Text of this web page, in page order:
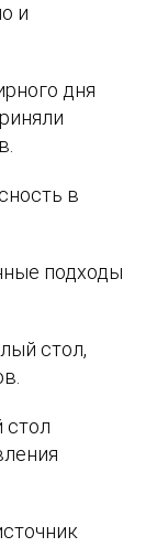
и
дня
в
подходы
стол,
стол